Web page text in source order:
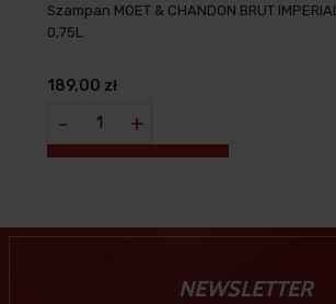
Szampan MOET & CHANDON BRUT IMPERIAL
0,75L
189,00 zł
- +
NEWSLETTER